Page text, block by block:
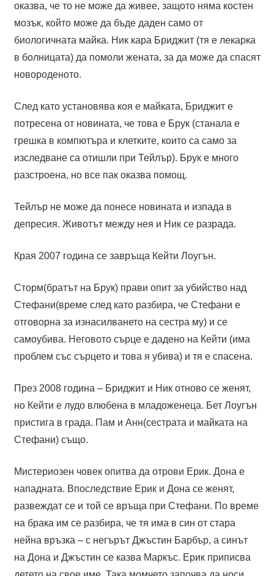
оказва, че то не може да живее, защото няма костен
мозък, който може да бъде даден само от
биологичната майка. Ник кара Бриджит (тя е лекарка
в болницата) да помоли жената, за да може да спасят
новороденото.
След като установява коя е майката, Бриджит е
потресена от новината, че това е Брук (станала е
грешка в компютъра и клетките, които са само за
изследване са отишли при Тейлър). Брук е много
разстроена, но все пак оказва помощ.
Тейлър не може да понесе новината и изпада в
депресия. Животът между нея и Ник се разрада.
Края 2007 година се завръща Кейти Лоугън.
Сторм(братът на Брук) прави опит за убийство над
Стефани(време след като разбира, че Стефани е
отговорна за изнасилването на сестра му) и се
самоубива. Неговото сърце е дадено на Кейти (има
проблем със сърцето и това я убива) и тя е спасена.
През 2008 година – Бриджит и Ник отново се женят,
но Кейти е лудо влюбена в младоженеца. Бет Лоугън
пристига в града. Пам и Анн(сестрата и майката на
Стефани) също.
Мистериозен човек опитва да отрови Ерик. Дона е
нападната. Впоследствие Ерик и Дона се женят,
развеждат се и той се връща при Стефани. По време
на брака им се разбира, че тя има в син от стара
нейна връзка – с негърът Джъстин Барбър, а синът
на Дона и Джъстин се казва Маркъс. Ерик приписва